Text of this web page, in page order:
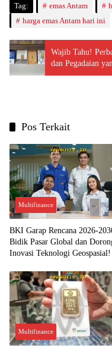
Tag: emas Antam
harga emas Antam hari ini
Wajib Tahu!
dan Pegadaian
Investasi!
Pos Terkait
Multifinance
BKI Garap Rencana 2026-
Bidik Pasar Global dan
Inovasi Teknologi Geospasial!
Multifinance